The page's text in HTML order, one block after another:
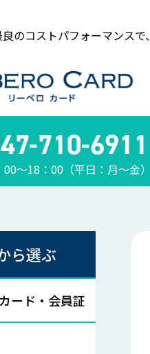
のコストパフォーマンスで、
710-6911
〜18：00（平日：月〜金）
ら選ぶ
ード・会員証